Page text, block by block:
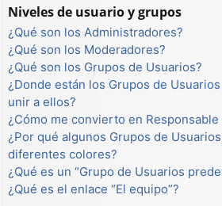
Niveles de usuario y grupos
¿Qué son los Administradores?
¿Qué son los Moderadores?
¿Qué son los Grupos de Usuarios?
¿Donde están los Grupos de
unir a ellos?
¿Cómo me convierto en Responsable
¿Por qué algunos Grupos de
diferentes colores?
¿Qué es un “Grupo de Usuarios
¿Qué es el enlace “El equipo”?